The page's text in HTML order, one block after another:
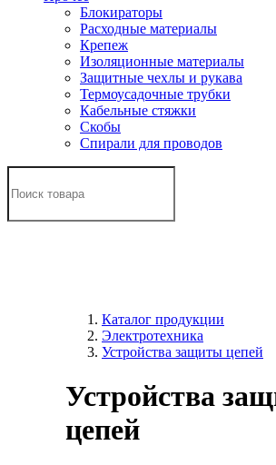
Блокираторы
Расходные материалы
Крепеж
Изоляционные материалы
Защитные чехлы и рукава
Термоусадочные трубки
Кабельные стяжки
Скобы
Спирали для проводов
Каталог продукции
Электротехника
Устройства защиты цепей
Устройства
цепей